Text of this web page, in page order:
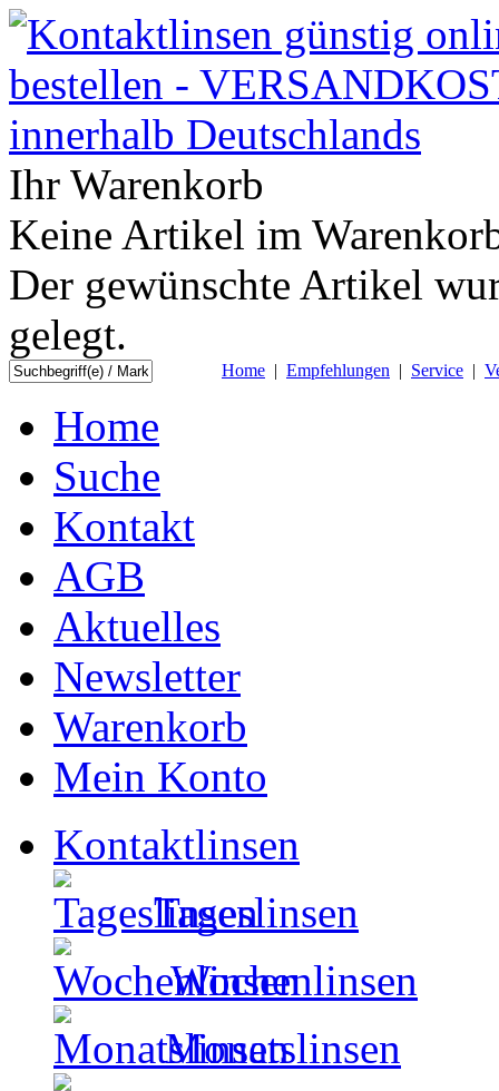
Ihr Warenkorb
Keine Artikel im
Der gewünschte Artikel
gelegt.
Home | Empfehlungen | Service |
Home
Suche
Kontakt
AGB
Aktuelles
Newsletter
Warenkorb
Mein Konto
Kontaktlinsen
Tageslinsen
Wochenlinsen
Monatslinsen